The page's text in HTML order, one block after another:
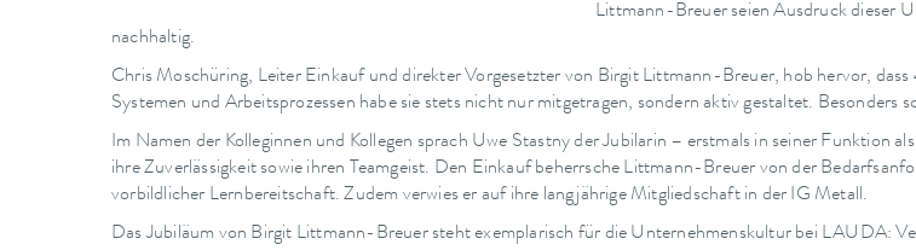
Littmann-Breuer seien Ausdruck dieser
nachhaltig.
Chris Moschüring, Leiter Einkauf und direkter Vorgesetzter von Birgit Littmann-Breuer, hob hervor,
Systemen und Arbeitsprozessen habe sie stets nicht nur mitgetragen, sondern aktiv gestaltet. Besonders
Im Namen der Kolleginnen und Kollegen sprach Uwe Stastny der Jubilarin – erstmals in seiner Funktion
ihre Zuverlässigkeit sowie ihren Teamgeist. Den Einkauf beherrsche Littmann-Breuer von der
vorbildlicher Lernbereitschaft. Zudem verwies er auf ihre langjährige Mitgliedschaft in der IG Metall.
Das Jubiläum von Birgit Littmann-Breuer steht exemplarisch für die Unternehmenskultur bei LAUDA: